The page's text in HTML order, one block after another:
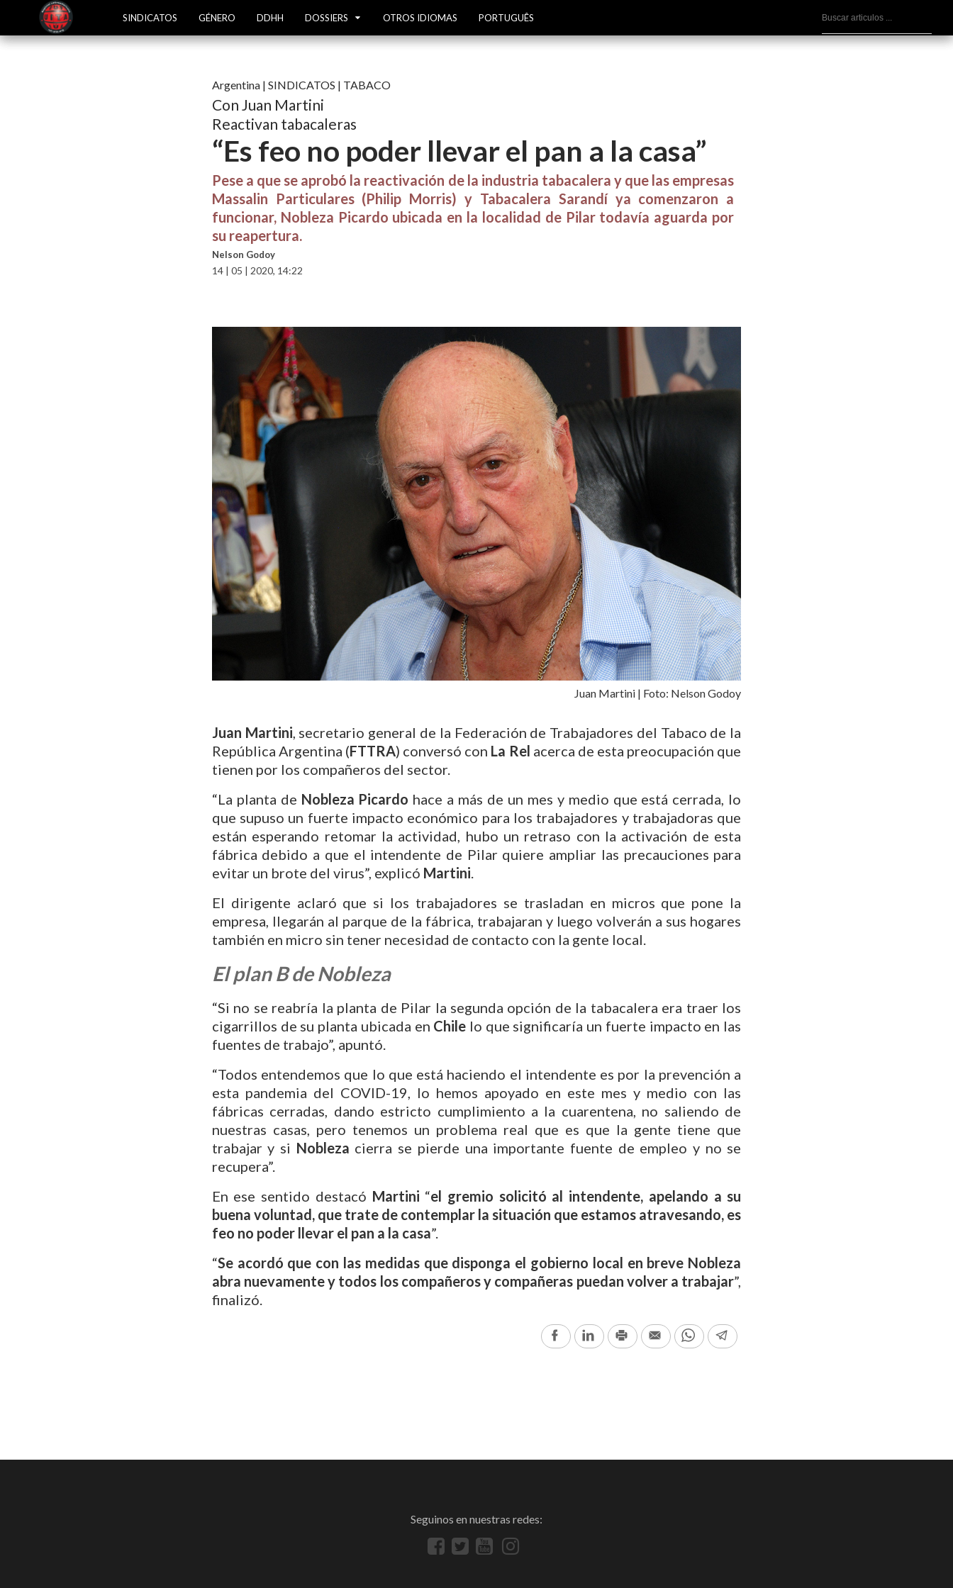
SINDICATOS GÉNERO DDHH DOSSIERS OTROS IDIOMAS PORTUGUÊS
Argentina| SINDICATOS | TABACO
Con Juan Martini
Reactivan tabacaleras
“Es feo no poder llevar el pan a la casa”
Pese a que se aprobó la reactivación de la industria tabacalera y que las empresas
Massalin Particulares (Philip Morris) y Tabacalera Sarandí ya comenzaron a
funcionar, Nobleza Picardo ubicada en la localidad de Pilar todavía aguarda por
su reapertura.
Nelson Godoy
14 | 05 | 2020, 14:22
Juan Martini | Foto: Nelson Godoy
Juan Martini, secretario general de la Federación de Trabajadores del Tabaco de la
República Argentina (FTTRA) conversó con La Rel acerca de esta preocupación que
tienen por los compañeros del sector.
“La planta de Nobleza Picardo hace a más de un mes y medio que está cerrada, lo
que supuso un fuerte impacto económico para los trabajadores y trabajadoras que
están esperando retomar la actividad, hubo un retraso con la activación de esta
fábrica debido a que el intendente de Pilar quiere ampliar las precauciones para
evitar un brote del virus”, explicó Martini.
El dirigente aclaró que si los trabajadores se trasladan en micros que pone la
empresa, llegarán al parque de la fábrica, trabajaran y luego volverán a sus hogares
también en micro sin tener necesidad de contacto con la gente local.
El plan B de Nobleza
“Si no se reabría la planta de Pilar la segunda opción de la tabacalera era traer los
cigarrillos de su planta ubicada en Chile lo que significaría un fuerte impacto en las
fuentes de trabajo”, apuntó.
“Todos entendemos que lo que está haciendo el intendente es por la prevención a
esta pandemia del COVID-19, lo hemos apoyado en este mes y medio con las
fábricas cerradas, dando estricto cumplimiento a la cuarentena, no saliendo de
nuestras casas, pero tenemos un problema real que es que la gente tiene que
trabajar y si Nobleza cierra se pierde una importante fuente de empleo y no se
recupera”.
En ese sentido destacó Martini “el gremio solicitó al intendente, apelando a su
buena voluntad, que trate de contemplar la situación que estamos atravesando, es
feo no poder llevar el pan a la casa”.
“Se acordó que con las medidas que disponga el gobierno local en breve Nobleza
abra nuevamente y todos los compañeros y compañeras puedan volver a trabajar”,
finalizó.
FacebookLinkedInPrint Email WhatsAppTelegram
Seguinos en nuestras redes: